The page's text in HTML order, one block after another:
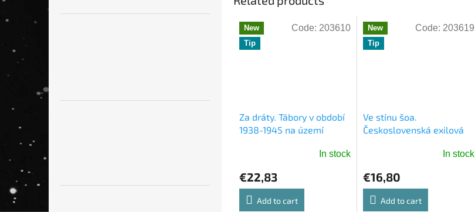
New
Tip
Za dráty. Tábory v období
1938-1945 na území
In stock
€22,83
Add to cart
Code: 203610
New
Tip
Ve stínu šoa.
Československá exilová
světové války a po ní -In stock
€16,80
Add to cart
Code: 203619